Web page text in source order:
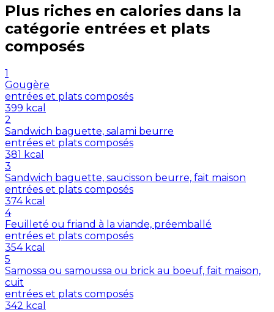
Plus riches en calories dans la
catégorie entrées et plats
composés
1
Gougère
entrées et plats composés
399 kcal
2
Sandwich baguette, salami beurre
entrées et plats composés
381 kcal
3
Sandwich baguette, saucisson beurre, fait maison
entrées et plats composés
374 kcal
4
Feuilleté ou friand à la viande, préemballé
entrées et plats composés
354 kcal
5
Samossa ou samoussa ou brick au boeuf, fait maison,
cuit
entrées et plats composés
342 kcal